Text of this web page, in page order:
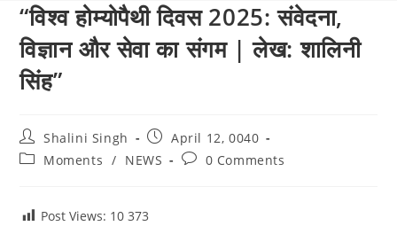
“विश्व होम्योपैथी दिवस 2025: संवेदना,
विज्ञान और सेवा का संगम | लेख: शालिनी
सिंह”
Post
author:
Shalini Singh
Post
published:
April 12, 0040
PostMoments / NEWS
Post0 Comments
Post Views: 10 373